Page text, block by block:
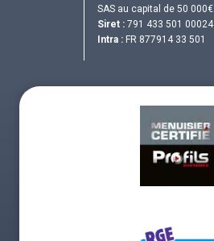
SAS au capital de 50 000€
Siret : 791 433 501 00024
Intra : FR 877914 33 501